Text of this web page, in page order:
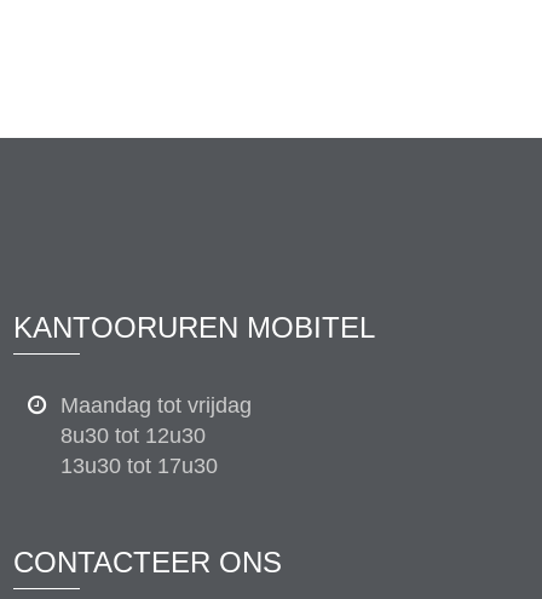
KANTOORUREN MOBITEL
Maandag tot vrijdag
8u30 tot 12u30
13u30 tot 17u30
CONTACTEER ONS